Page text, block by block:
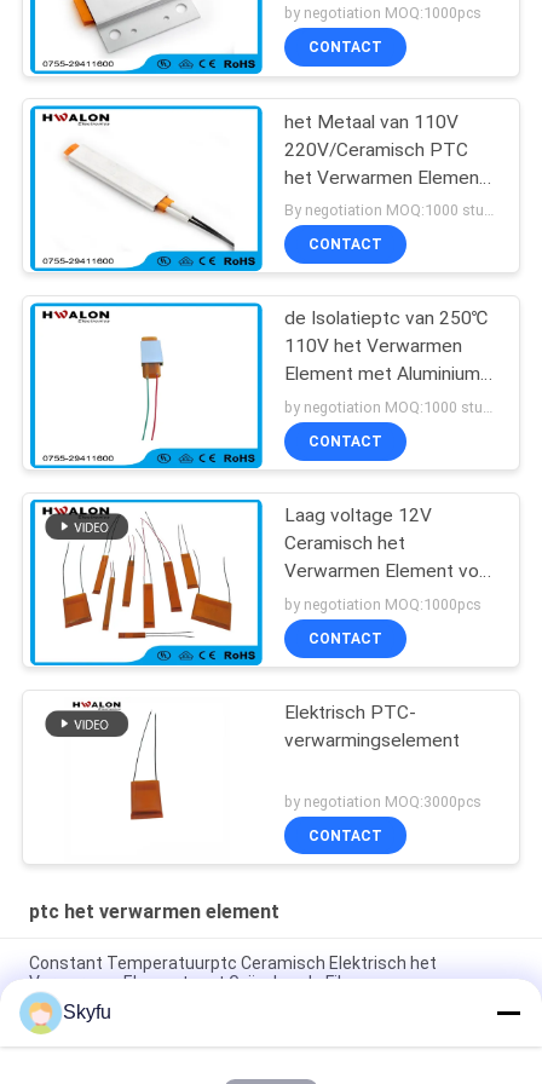
Roestvrij staalhuisvesting
by negotiation MOQ:1000pcs
CONTACT
het Metaal van 110V
220V/Ceramisch PTC
het Verwarmen Element
voor Huistoestellen
By negotiation MOQ:1000 stuks
CONTACT
de Isolatieptc van 250℃
110V het Verwarmen
Element met Aluminium
Shell
by negotiation MOQ:1000 stuks
CONTACT
Laag voltage 12V
Ceramisch het
Verwarmen Element voor
droogkap en
haargelijkrichters
by negotiation MOQ:1000pcs
CONTACT
Elektrisch PTC-
verwarmingselement
by negotiation MOQ:3000pcs
CONTACT
ptc het verwarmen element
Constant Temperatuurptc Ceramisch Elektrisch het
Verwarmen Element met Geïsoleerde Film
Wasptc het Verwarmen Element 1 - Ceramisch het
Verwarmen van 5000ohms Element met Isolatiefilm
Skyfu